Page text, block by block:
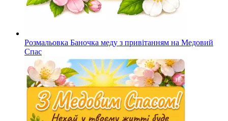
Розмальовка Баночка меду з привітанням на Медовий
Спас